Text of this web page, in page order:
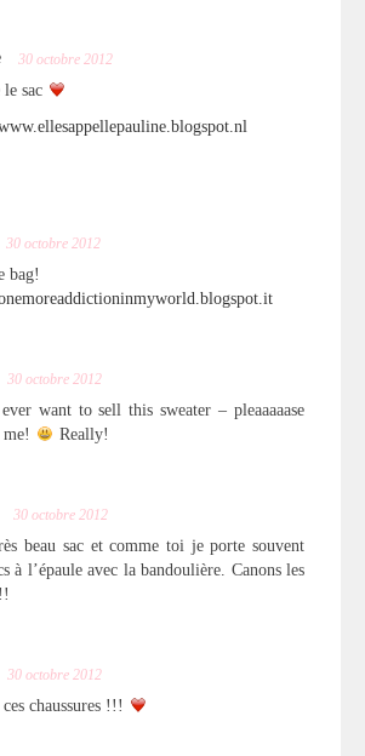
30 octobre 2012
le sac
30 octobre 2012
bag!
30 octobre 2012
want to sell this sweater – pleaaaaase
Really!
30 octobre 2012
beau sac et comme toi je porte souvent
à l’épaule avec la bandoulière. Canons les
30 octobre 2012
chaussures !!!